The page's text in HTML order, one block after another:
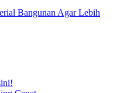
Bangunan Agar Lebih